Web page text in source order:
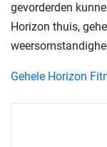
gevorderden
Horizon thuis,
Gehele Horizon